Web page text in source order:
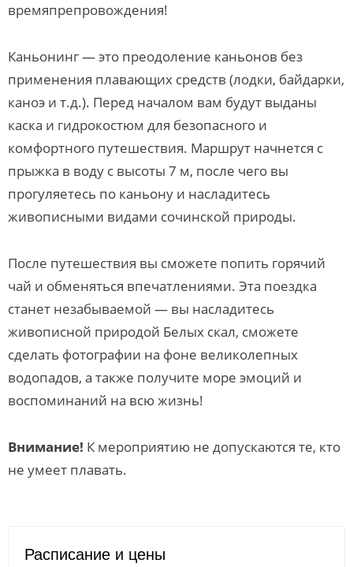
времяпрепровождения!
Каньонинг — это преодоление каньонов без
применения плавающих средств (лодки, байдарки,
каноэ и т.д.). Перед началом вам будут выданы
каска и гидрокостюм для безопасного и
комфортного путешествия. Маршрут начнется с
прыжка в воду с высоты 7 м, после чего вы
прогуляетесь по каньону и насладитесь
живописными видами сочинской природы.
После путешествия вы сможете попить горячий
чай и обменяться впечатлениями. Эта поездка
станет незабываемой — вы насладитесь
живописной природой Белых скал, сможете
сделать фотографии на фоне великолепных
водопадов, а также получите море эмоций и
воспоминаний на всю жизнь!
Внимание! К мероприятию не допускаются те, кто
не умеет плавать.
Расписание и цены